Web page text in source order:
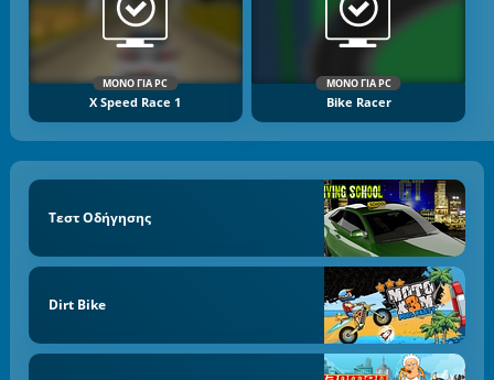
ΜΌΝΟ ΓΙΑ PC
X Speed Race 1
ΜΌΝΟ ΓΙΑ PC
Bike Racer
Τεστ Οδήγησης
Dirt Bike